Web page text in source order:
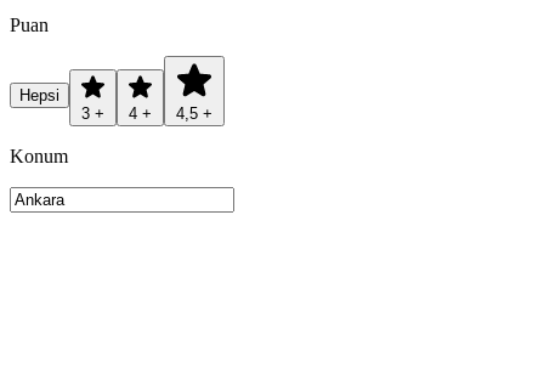
Puan
Hepsi
3 +
4 + 4,5 +
Konum